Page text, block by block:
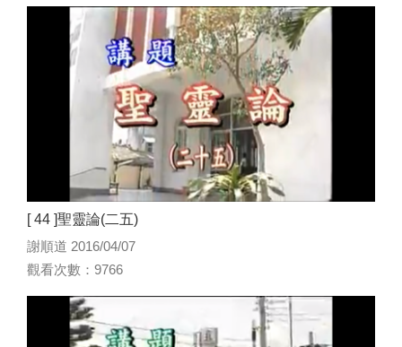
[ 44 ]聖靈論(二五)
謝順道 2016/04/07
觀看次數：9766